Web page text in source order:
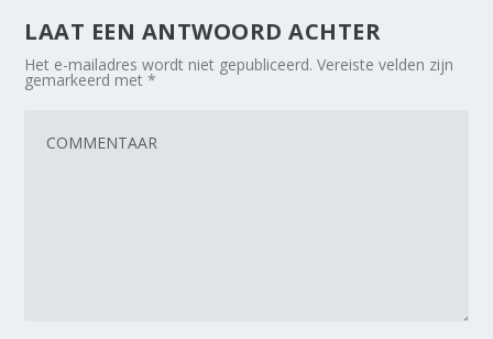
LAAT EEN ANTWOORD ACHTER
Het e-mailadres wordt niet gepubliceerd. Vereiste velden zijn
gemarkeerd met*